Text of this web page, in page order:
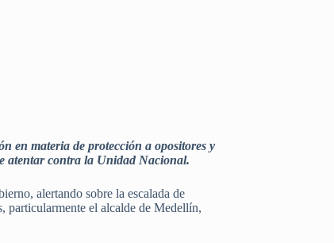
en materia de protección a opositores y
atentar contra la Unidad Nacional.
alertando sobre la escalada de
particularmente el alcalde de Medellín,